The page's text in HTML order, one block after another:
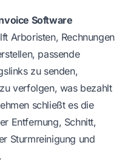
Software
Arboristen, Rechnungen
passende
zu senden,
verfolgen, was bezahlt
schließt es die
Entfernung, Schnitt,
Sturmreinigung und